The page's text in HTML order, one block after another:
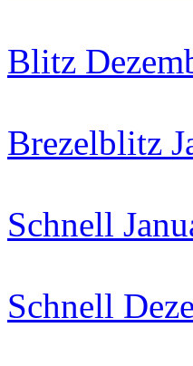
Blitz
Brezelblitz
Schnell
Schnell